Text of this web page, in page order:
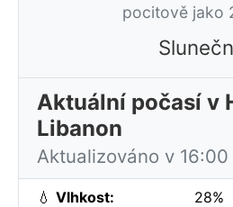
pocitově jako
Aktuální počasí v
Libanon
Aktualizováno v
💧 Vlhkost: 28%